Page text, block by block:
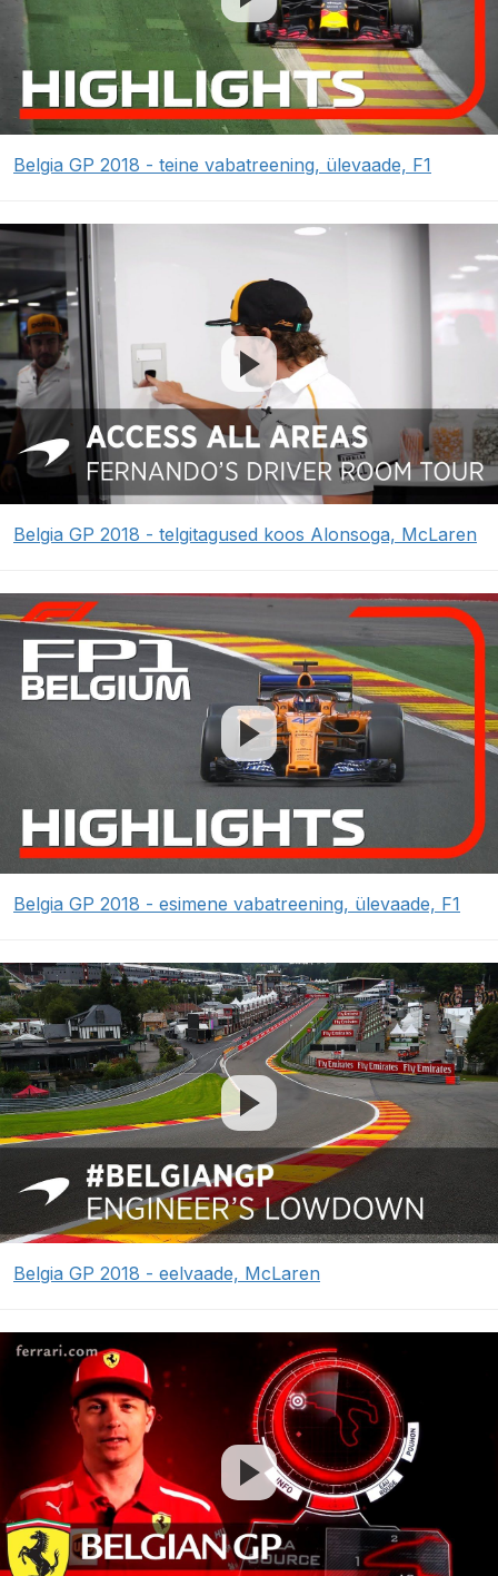
Belgia GP 2018 - teine vabatreening, ülevaade, F1
Belgia GP 2018 - telgitagused koos Alonsoga, McLaren
Belgia GP 2018 - esimene vabatreening, ülevaade, F1
Belgia GP 2018 - eelvaade, McLaren